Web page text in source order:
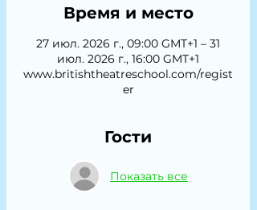
Время и место
27 июл. 2026 г., 09:00 GMT+1 – 31
июл. 2026 г., 16:00 GMT+1
www.britishtheatreschool.com/regist
er
Гости
Показать все